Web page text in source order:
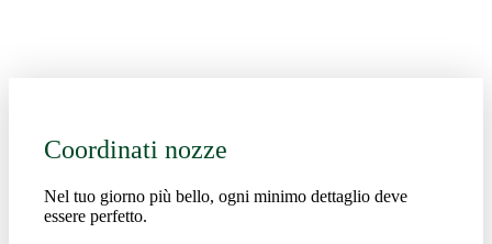
Coordinati nozze
Nel tuo giorno più bello, ogni minimo dettaglio deve
essere perfetto.